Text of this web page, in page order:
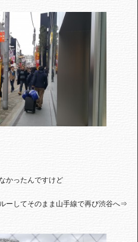
かったんですけど
ーしてそのまま山手線で再び渋谷へ⇒